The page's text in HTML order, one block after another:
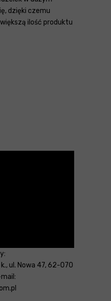
dzięki czemu
ilość produktu
ul. Nowa 47, 62-070